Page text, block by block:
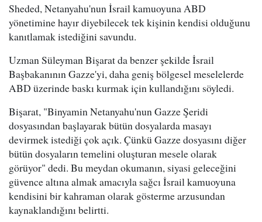
Sheded, Netanyahu'nun İsrail kamuoyuna ABD
yönetimine hayır diyebilecek tek kişinin kendisi olduğunu
kanıtlamak istediğini savundu.
Uzman Süleyman Bişarat da benzer şekilde İsrail
Başbakanının Gazze'yi, daha geniş bölgesel meselelerde
ABD üzerinde baskı kurmak için kullandığını söyledi.
Bişarat, "Binyamin Netanyahu'nun Gazze Şeridi
dosyasından başlayarak bütün dosyalarda masayı
devirmek istediği çok açık. Çünkü Gazze dosyasını diğer
bütün dosyaların temelini oluşturan mesele olarak
görüyor" dedi. Bu meydan okumanın, siyasi geleceğini
güvence altına almak amacıyla sağcı İsrail kamuoyuna
kendisini bir kahraman olarak gösterme arzusundan
kaynaklandığını belirtti.